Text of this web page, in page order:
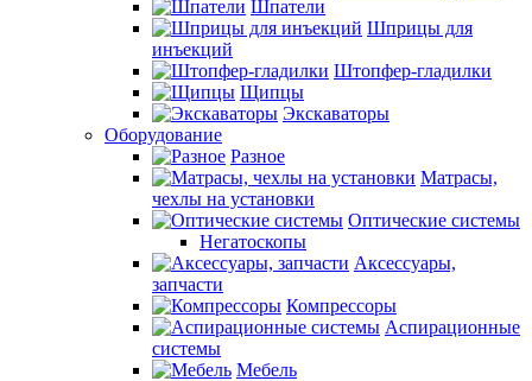
Шпатели
Шприцы для
инъекций
Штопфер-гладилки
Щипцы
Экскаваторы
Оборудование
Разное
Матрасы,
чехлы на установки
Оптические системы
Негатоскопы
Аксессуары,
запчасти
Компрессоры
Аспирационные
системы
Мебель